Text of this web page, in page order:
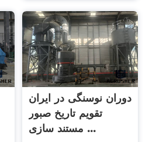
دوران نوسنگی در ایران
تقویم تاریخ صبور
مستند سازی ...